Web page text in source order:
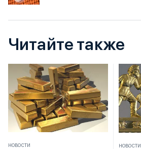
Читайте также
НОВОСТИ
НОВОСТИ